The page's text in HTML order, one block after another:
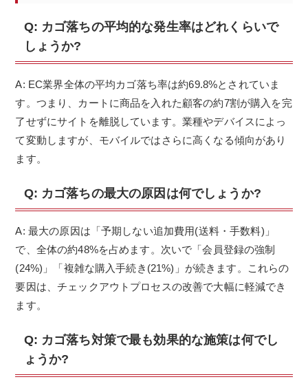
Q: カゴ落ちの平均的な発生率はどれくらいで
しょうか?
A: EC業界全体の平均カゴ落ち率は約69.8%とされていま
す。つまり、カートに商品を入れた顧客の約7割が購入を完
了せずにサイトを離脱しています。業種やデバイスによっ
て変動しますが、モバイルではさらに高くなる傾向があり
ます。
Q: カゴ落ちの最大の原因は何でしょうか?
A: 最大の原因は「予期しない追加費用(送料・手数料)」
で、全体の約48%を占めます。次いで「会員登録の強制
(24%)」「複雑な購入手続き(21%)」が続きます。これらの
要因は、チェックアウトプロセスの改善で大幅に軽減でき
ます。
Q: カゴ落ち対策で最も効果的な施策は何でし
ょうか?